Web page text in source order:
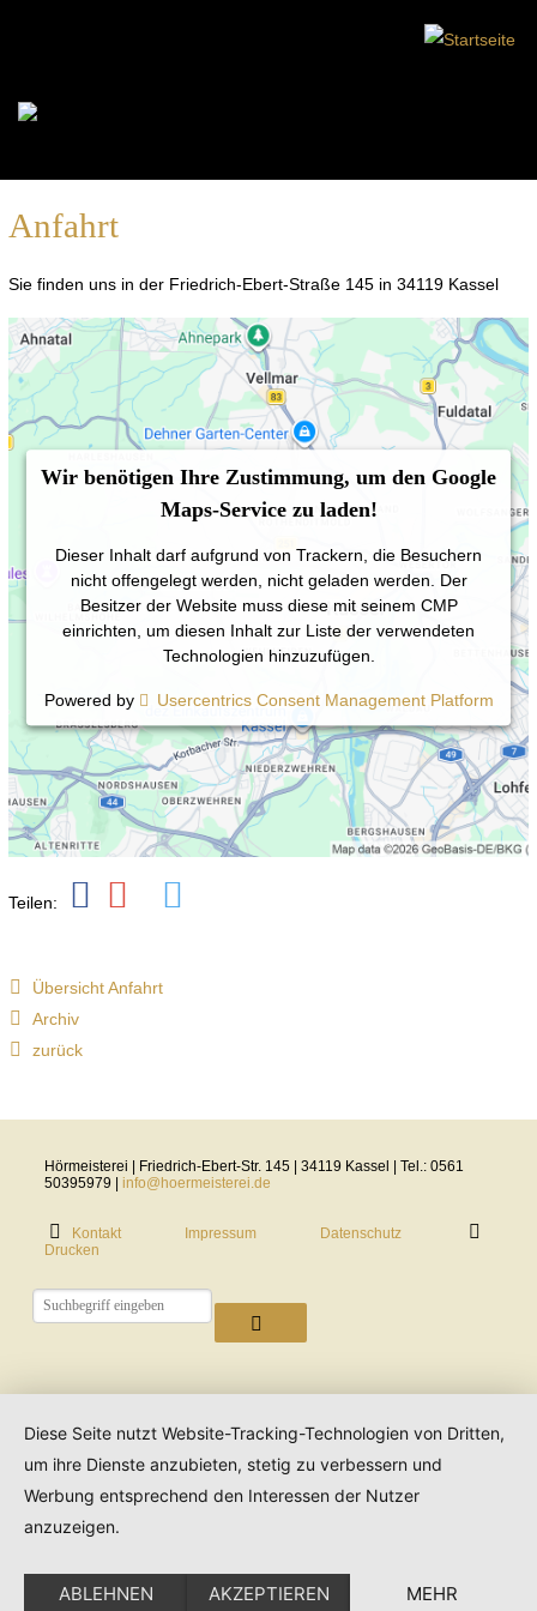
Anfahrt
Sie finden uns in der Friedrich-Ebert-Straße 145 in 34119 Kassel
Wir benötigen Ihre Zustimmung, um den Google
Maps-Service zu laden!
Dieser Inhalt darf aufgrund von Trackern, die Besuchern
nicht offengelegt werden, nicht geladen werden. Der
Besitzer der Website muss diese mit seinem CMP
einrichten, um diesen Inhalt zur Liste der verwendeten
Technologien hinzuzufügen.
Powered by Usercentrics Consent Management Platform
Teilen:
Übersicht Anfahrt
Archiv
zurück
Hörmeisterei | Friedrich-Ebert-Str. 145 | 34119 Kassel | Tel.: 0561
50395979 |info@hoermeisterei.de
Kontakt Impressum
Datenschutz
Drucken
Diese Seite nutzt Website-Tracking-Technologien von Dritten,
um ihre Dienste anzubieten, stetig zu verbessern und
Werbung entsprechend den Interessen der Nutzer
anzuzeigen.
ABLEHNEN AKZEPTIEREN MEHR